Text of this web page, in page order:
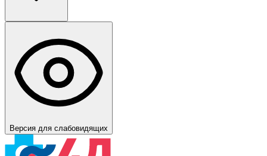
Версия для слабовидящих